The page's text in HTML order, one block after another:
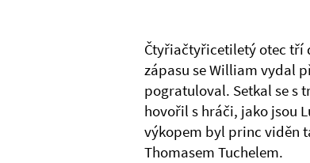
Čtyřiačtyřicetiletý otec tří
zápasu se William vydal
pogratuloval. Setkal se s
hovořil s hráči, jako jsou
výkopem byl princ viděn
Thomasem Tuchelem.